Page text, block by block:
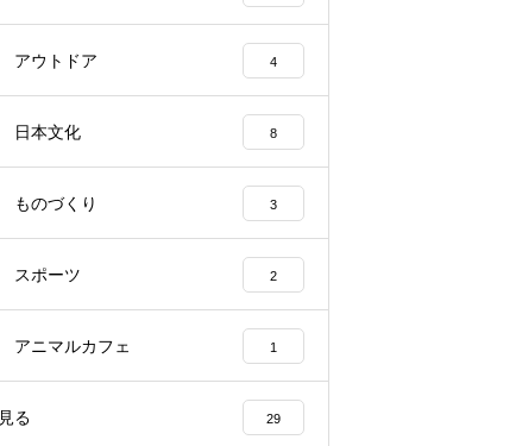
アウトドア 4
日本文化 8
ものづくり 3
スポーツ 2
アニマルカフェ 1
見る 29